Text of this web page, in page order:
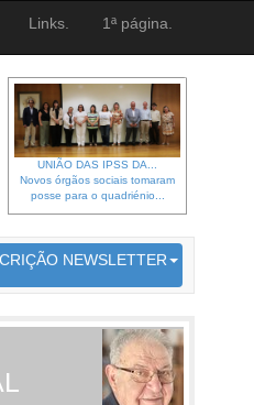
Links. 1ª página.
UNIÃO DAS IPSS DA...
Novos órgãos sociais tomaram
posse para o quadriénio...
NEWSLETTER
membros inscritos